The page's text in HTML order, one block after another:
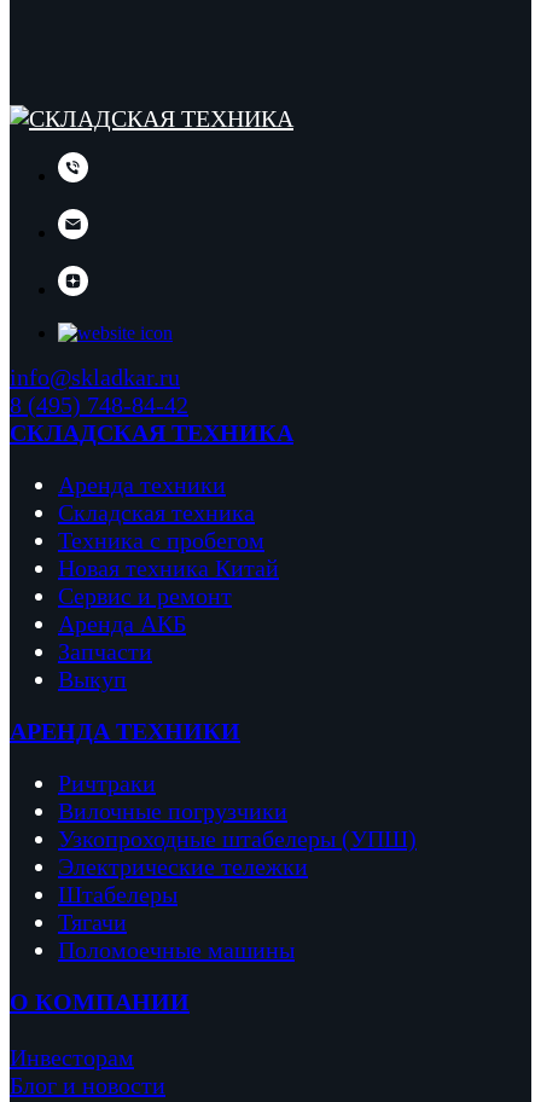
info@skladkar.ru
8 (495) 748-84-42
СКЛАДСКАЯ ТЕХНИКА
Аренда техники
Складская техника
Техника с пробегом
Новая техника Китай
Сервис и ремонт
Аренда АКБ
Запчасти
Выкуп
АРЕНДА ТЕХНИКИ
Ричтраки
Вилочные погрузчики
Узкопроходные штабелеры (УПШ)
Электрические тележки
Штабелеры
Тягачи
Поломоечные машины
О КОМПАНИИ
Инвесторам
Блог и новости